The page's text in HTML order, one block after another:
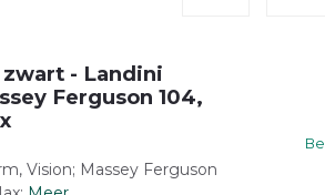
- Landini
Ferguson 104,
Vision; Massey Ferguson